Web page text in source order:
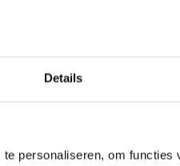
Details
personaliseren, om functies